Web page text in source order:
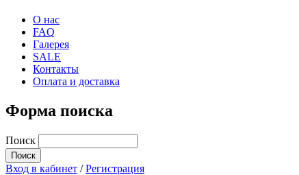
О нас
FAQ
Галерея
SALE
Контакты
Оплата и доставка
Форма поиска
Поиск
Вход в кабинет /Регистрация